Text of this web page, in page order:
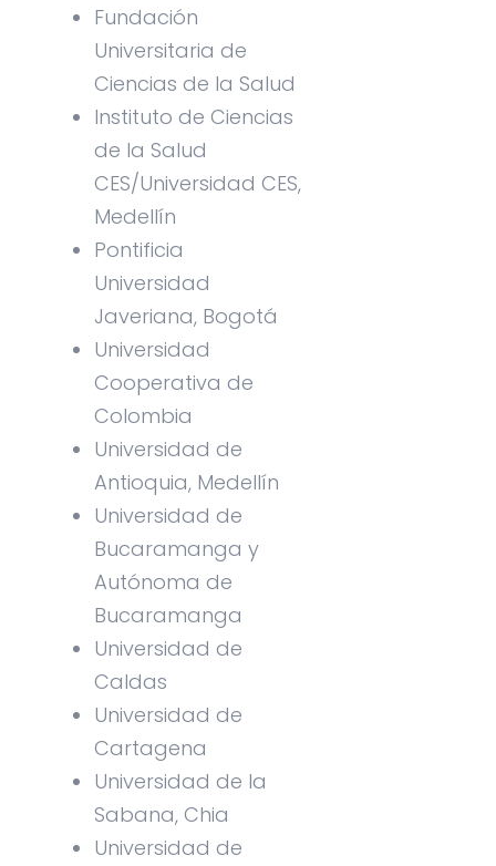
Fundación
Universitaria de
Ciencias de la Salud
Instituto de Ciencias
de la Salud
CES/Universidad CES,
Medellín
Pontificia
Universidad
Javeriana, Bogotá
Universidad
Cooperativa de
Colombia
Universidad de
Antioquia, Medellín
Universidad de
Bucaramanga y
Autónoma de
Bucaramanga
Universidad de
Caldas
Universidad de
Cartagena
Universidad de la
Sabana, Chia
Universidad de